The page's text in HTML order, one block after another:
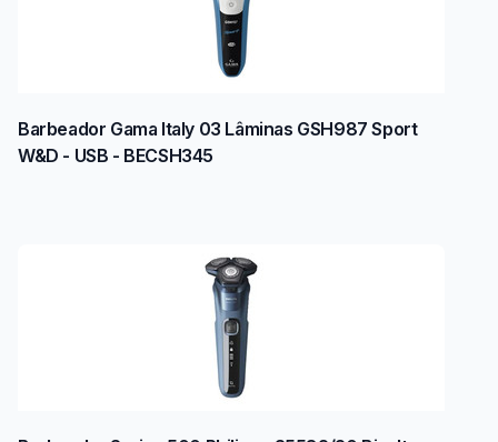
Barbeador Gama Italy 03 Lâminas GSH987 Sport
W&D - USB - BECSH345